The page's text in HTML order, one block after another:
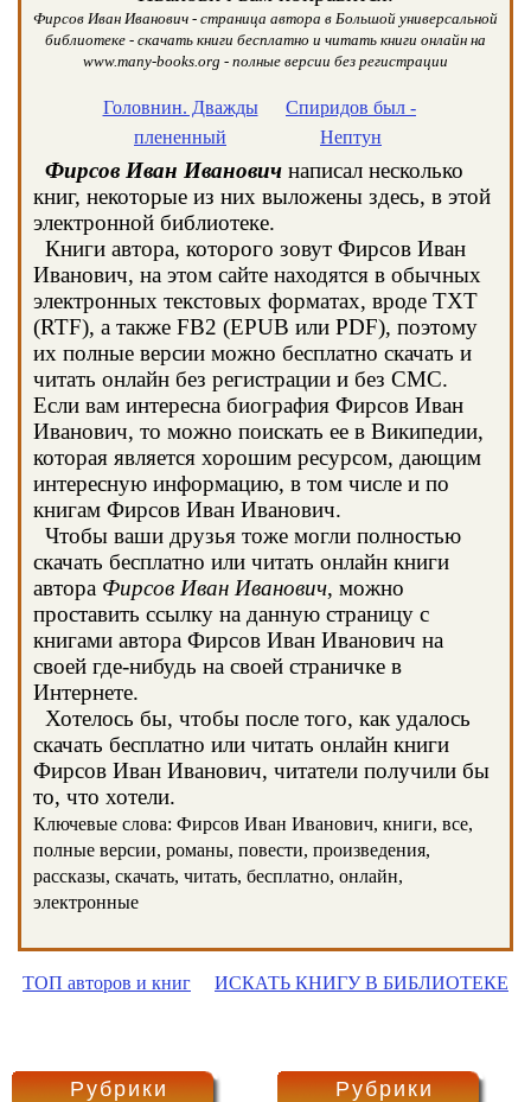
Фирсов Иван Иванович - страница автора в Большой универсальной
библиотеке - скачать книги бесплатно и читать книги онлайн на
www.many-books.org - полные версии без регистрации
Головнин. Дважды
плененный
Спиридов был -
Нептун
Фирсов Иван Иванович написал несколько
книг, некоторые из них выложены здесь, в этой
электронной библиотеке.
Книги автора, которого зовут Фирсов Иван
Иванович, на этом сайте находятся в обычных
электронных текстовых форматах, вроде TXT
(RTF), а также FB2 (EPUB или PDF), поэтому
их полные версии можно бесплатно скачать и
читать онлайн без регистрации и без СМС.
Если вам интересна биография Фирсов Иван
Иванович, то можно поискать ее в Википедии,
которая является хорошим ресурсом, дающим
интересную информацию, в том числе и по
книгам Фирсов Иван Иванович.
Чтобы ваши друзья тоже могли полностью
скачать бесплатно или читать онлайн книги
автора Фирсов Иван Иванович, можно
проставить ссылку на данную страницу с
книгами автора Фирсов Иван Иванович на
своей где-нибудь на своей страничке в
Интернете.
Хотелось бы, чтобы после того, как удалось
скачать бесплатно или читать онлайн книги
Фирсов Иван Иванович, читатели получили бы
то, что хотели.
Ключевые слова: Фирсов Иван Иванович, книги, все,
полные версии, романы, повести, произведения,
рассказы, скачать, читать, бесплатно, онлайн,
электронные
ТОП авторов и книг ИСКАТЬ КНИГУ В БИБЛИОТЕКЕ
Рубрики Рубрики